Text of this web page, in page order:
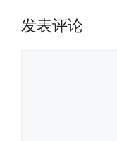
发表评论